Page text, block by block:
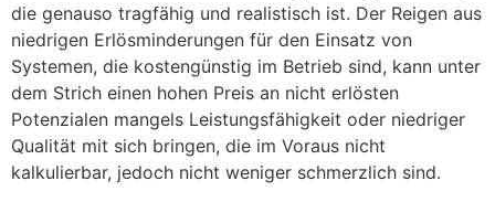
die genauso tragfähig und realistisch ist. Der Reigen aus
niedrigen Erlösminderungen für den Einsatz von
Systemen, die kostengünstig im Betrieb sind, kann unter
dem Strich einen hohen Preis an nicht erlösten
Potenzialen mangels Leistungsfähigkeit oder niedriger
Qualität mit sich bringen, die im Voraus nicht
kalkulierbar, jedoch nicht weniger schmerzlich sind.